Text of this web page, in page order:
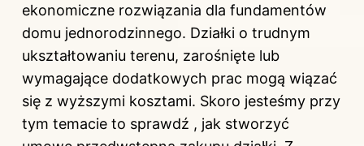
ekonomiczne rozwiązania dla fundamentów
domu jednorodzinnego. Działki o trudnym
ukształtowaniu terenu, zarośnięte lub
wymagające dodatkowych prac mogą wiązać
się z wyższymi kosztami. Skoro jesteśmy przy
tym temacie to sprawdź , jak stworzyć